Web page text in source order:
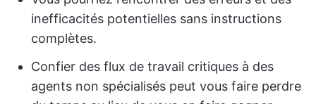
inefficacités potentielles sans instructions
complètes.
Confier des flux de travail critiques à des
agents non spécialisés peut vous faire perdre